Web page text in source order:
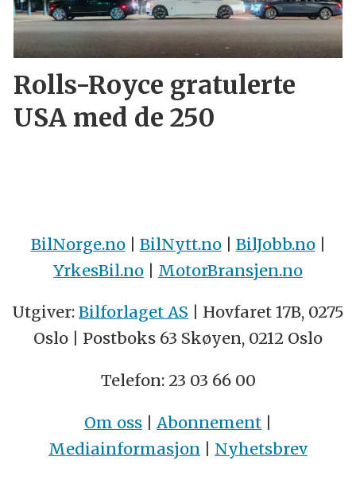
Rolls-Royce gratulerte
USA med de 250
BilNorge.no| BilNytt.no| BilJobb.no|
YrkesBil.no | MotorBransjen.no
Utgiver: Bilforlaget AS | Hovfaret 17B, 0275
Oslo | Postboks 63 Skøyen, 0212 Oslo
Telefon: 23 03 66 00
Om oss Abonnement
Mediainformasjon
Nyhetsbrev